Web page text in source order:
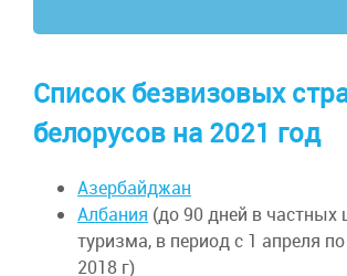
Список безвизовых
белорусов на 2021 год
Азербайджан
Албания (до 90 дней в частных
туризма, в период с 1 апреля
2018 г)